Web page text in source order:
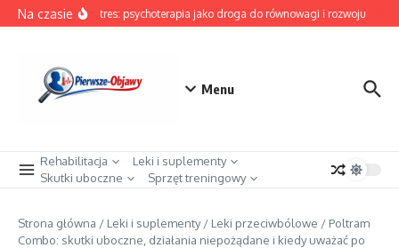
Przejdź do treści
Na czasiePokonaj stres: psychoterapia jako droga do równowagi i rozwoju
Menu
Rehabilitacja
Leki i suplementy
Skutki uboczne
Sprzęt treningowy
Strona główna / Leki i suplementy/ Leki przeciwbólowe / Poltram
Combo: skutki uboczne, działania niepożądane i kiedy uważać po